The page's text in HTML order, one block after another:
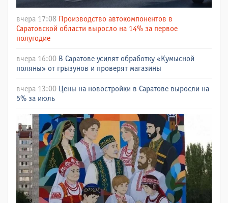
вчера 17:08 Производство автокомпонентов в
Саратовской области выросло на 14% за первое
полугодие
вчера 16:00 В Саратове усилят обработку «Кумысной
поляны» от грызунов и проверят магазины
вчера 13:00 Цены на новостройки в Саратове выросли на
5% за июль